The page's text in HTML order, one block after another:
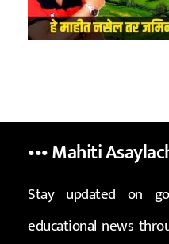
••• Mahiti
Stay updated on
educational news